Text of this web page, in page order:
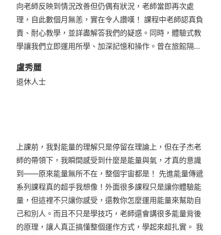
向老師反映到情況改善但仍偶有狀況，老師當即再次處
理，自此數個月無恙，實在令人讚嘆！ 課程中老師認真負
責、耐心教學，並詳盡解答我們的疑惑。同時，體驗式教
學讓我們立即運用所學、加深記憶和操作。曾在旅館隔…
盧秀麗
退休人士
上課前，我對能量的理解只是停留在理論上，但在子杰老
師的帶領下，我瞬間感受到什麼是能量與氣，才真的意識
到——原來能量無所不在，整個宇宙都是！ 先進能量傳遞
系列課程真的超乎我想像！外面很多課程只是讓你體驗能
量，但這裡不只讓你感受，還教你怎麼運用能量來幫助自
己和別人。而且不只是學技巧，老師還會講很多能量背後
的原理，讓人真正搞懂整個運作方式，學起來超扎實。 我